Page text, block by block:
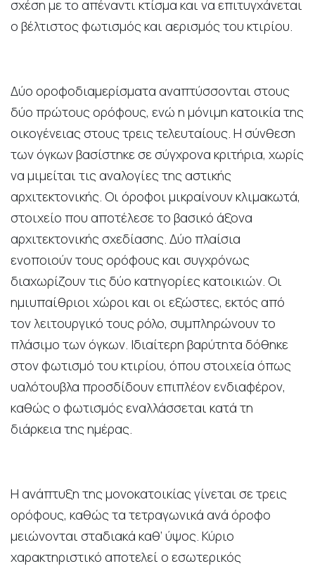
σχέση με το απέναντι κτίσμα και να επιτυγχάνεται
ο βέλτιστος φωτισμός και αερισμός του κτιρίου.
Δύο οροφοδιαμερίσματα αναπτύσσονται στους
δύο πρώτους ορόφους, ενώ η μόνιμη κατοικία της
οικογένειας στους τρεις τελευταίους. Η σύνθεση
των όγκων βασίστηκε σε σύγχρονα κριτήρια, χωρίς
να μιμείται τις αναλογίες της αστικής
αρχιτεκτονικής. Οι όροφοι μικραίνουν κλιμακωτά,
στοιχείο που αποτέλεσε το βασικό άξονα
αρχιτεκτονικής σχεδίασης. Δύο πλαίσια
ενοποιούν τους ορόφους και συγχρόνως
διαχωρίζουν τις δύο κατηγορίες κατοικιών. Οι
ημιυπαίθριοι χώροι και οι εξώστες, εκτός από
τον λειτουργικό τους ρόλο, συμπληρώνουν το
πλάσιμο των όγκων. Ιδιαίτερη βαρύτητα δόθηκε
στον φωτισμό του κτιρίου, όπου στοιχεία όπως
υαλότουβλα προσδίδουν επιπλέον ενδιαφέρον,
καθώς ο φωτισμός εναλλάσσεται κατά τη
διάρκεια της ημέρας.
Η ανάπτυξη της μονοκατοικίας γίνεται σε τρεις
ορόφους, καθώς τα τετραγωνικά ανά όροφο
μειώνονται σταδιακά καθ’ ύψος. Κύριο
χαρακτηριστικό αποτελεί ο εσωτερικός